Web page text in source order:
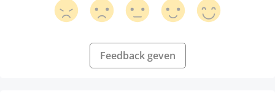
Feedback geven